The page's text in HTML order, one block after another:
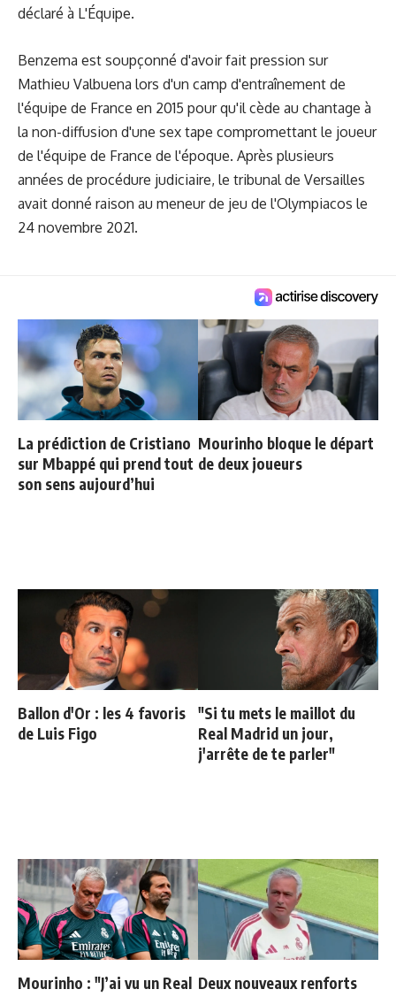
déclaré à L'Équipe.
Benzema est soupçonné d'avoir fait pression sur
Mathieu Valbuena lors d'un camp d'entraînement de
l'équipe de France en 2015 pour qu'il cède au chantage à
la non-diffusion d'une sex tape compromettant le joueur
de l'équipe de France de l'époque. Après plusieurs
années de procédure judiciaire, le tribunal de Versailles
avait donné raison au meneur de jeu de l'Olympiacos le
24 novembre 2021.
La prédiction de Cristiano
sur Mbappé qui prend tout
son sens aujourd’hui
Mourinho bloque le départ
de deux joueurs
Ballon d'Or : les 4 favoris
de Luis Figo
"Si tu mets le maillot du
Real Madrid un jour,
j'arrête de te parler"
Mourinho : "J’ai vu un Real Deux nouveaux renforts